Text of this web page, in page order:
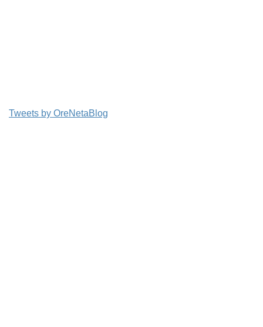
Tweets by OreNetaBlog